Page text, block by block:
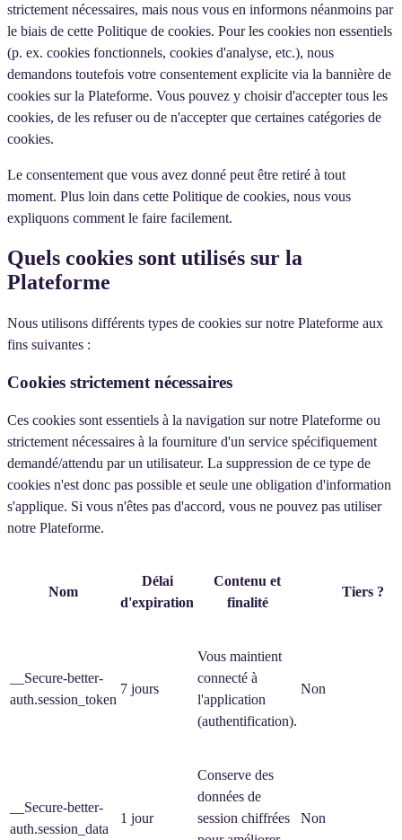
strictement nécessaires, mais nous vous en informons néanmoins par
le biais de cette Politique de cookies. Pour les cookies non essentiels
(p. ex. cookies fonctionnels, cookies d'analyse, etc.), nous
demandons toutefois votre consentement explicite via la bannière de
cookies sur la Plateforme. Vous pouvez y choisir d'accepter tous les
cookies, de les refuser ou de n'accepter que certaines catégories de
cookies.
Le consentement que vous avez donné peut être retiré à tout
moment. Plus loin dans cette Politique de cookies, nous vous
expliquons comment le faire facilement.
Quels cookies sont utilisés sur la
Plateforme
Nous utilisons différents types de cookies sur notre Plateforme aux
fins suivantes :
Cookies strictement nécessaires
Ces cookies sont essentiels à la navigation sur notre Plateforme ou
strictement nécessaires à la fourniture d'un service spécifiquement
demandé/attendu par un utilisateur. La suppression de ce type de
cookies n'est donc pas possible et seule une obligation d'information
s'applique. Si vous n'êtes pas d'accord, vous ne pouvez pas utiliser
notre Plateforme.
Nom
Délai
d'expiration
Contenu et
finalité
Tiers ?
__Secure-better-
auth.session_token
7 jours
Vous maintient
connecté à
l'application
(authentification).
Non
__Secure-better-
auth.session_data
1 jour
Conserve des
données de
session chiffrées
Non